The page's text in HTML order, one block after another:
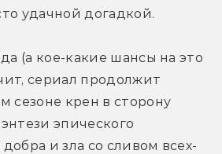
удачной догадкой.
(а кое-какие шансы на это
сериал продолжит
сезоне крен в сторону
эпического
и зла со сливом всех-